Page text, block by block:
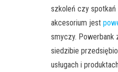
szkoleń czy spotkań
akcesorium jest
smyczy. Powerbank
siedzibie
usługach i